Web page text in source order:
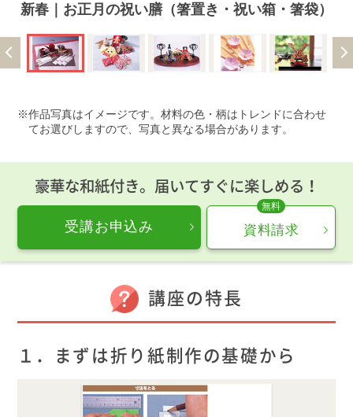
新春｜お正月の祝い膳（箸置き・祝い箱・箸袋）
作品写真はイメージです。材料の色・柄はトレンドに合わせ
てお選びしますので、写真と異なる場合があります。
豪華な和紙付き。届いてすぐに楽しめる！
受講お申込み 資料請求
講座の特長
１．まずは折り紙制作の基礎から